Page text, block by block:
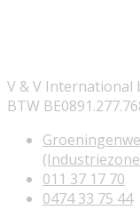
V & V International
BTW
011 37 17 70
0474 33 75 44